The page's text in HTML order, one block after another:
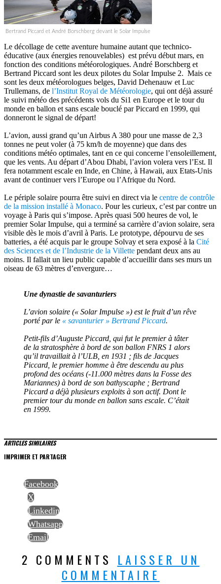
Bertrand Piccard et André Borschberg devant le Solar Impulse
Le décollage de cette aventure humaine autant que technico-
éducative (aux énergies renouvelables) est prévu début mars, en
fonction des conditions météorologiques. André Borschberg et
Bertrand Piccard sont les deux pilotes du Solar Impulse 2. Mais ce
sont les deux météorologues belges, David Dehenauw et Luc
Trullemans, de l’Institut Royal de Météorologie, qui ont déjà assuré
le suivi météo des précédents vols du Si1 en Europe et le tour du
monde en ballon et sans escale bouclé par Piccard en 1999, qui
donneront le signal de départ!
L’avion, aussi grand qu’un Airbus A 380 pour une masse de 2,3
tonnes ne peut voler (à 75 km/h de moyenne) que dans des
conditions météo optimales, tant en ce qui concerne l’ensoleillement,
que les vents. Au départ d’Abou Dhabi, l’avion volera vers l’Est. Il
fera notamment escale en Inde, en Chine, à Hawaii, aux Etats-Unis
avant de continuer vers l’Europe ou l’Afrique du Nord.
Le périple solaire pourra être suivi en direct via le centre de contrôle
de la mission installé à Monaco. Pour les curieux, c’est par contre un
voyage à Paris qui s’impose. Après quasi 500 heures de vol, le
premier Solar Impulse, qui a terminé sa carrière d’avion solaire, sera
visible dès le mois d’avril à Paris. Le prototype, dépourvu de ses
batteries, a été acquis par le groupe Solvay et sera exposé à la Cité
des Sciences et de l’Industrie de la Villette pendant deux ans au
moins. Il fallait un lieu public capable d’accueillir dans ses murs un
oiseau de 63 mètres d’envergure…
Une dynastie de savanturiers
L’avion solaire (« Solar Impulse ») est le fruit d’un rêve
porté par le « savanturier » Bertrand Piccard.
Petit-fils d’Auguste Piccard, qui fut le premier à tâter
de la stratosphère à bord de son ballon FNRS 1 alors
qu’il travaillait à l’ULB, en 1931 ; fils de Jacques
Piccard, le premier homme à être descendu au plus
profond des océans (-11.000 mètres dans la Fosse des
Mariannes) à bord de son bathyscaphe ; Bertrand
Piccard a déjà plusieurs exploits à son actif. Dont le
premier tour du monde en ballon sans escale. C’était
en 1999.
ARTICLES SIMILAIRES
IMPRIMER ET PARTAGER
Facebook
X
Linkedin
Whatsapp
Email
2 COMMENTS LAISSER UN
COMMENTAIRE